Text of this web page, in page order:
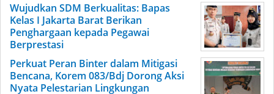
Wujudkan SDM Berkualitas: Bapas
Kelas I Jakarta Barat Berikan
Penghargaan kepada Pegawai
Berprestasi
Perkuat Peran Binter dalam Mitigasi
Bencana, Korem 083/Bdj Dorong Aksi
Nyata Pelestarian Lingkungan